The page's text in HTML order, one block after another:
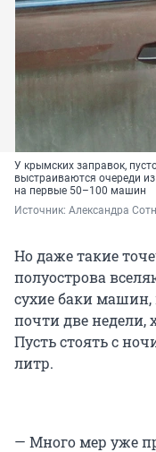
У крымских заправок,
выстраиваются очереди
на первые 50–100 машин
Источник: Александра
Но даже такие
полуострова
сухие баки машин,
почти две недели,
Пусть стоять с
литр.
— Много мер уже